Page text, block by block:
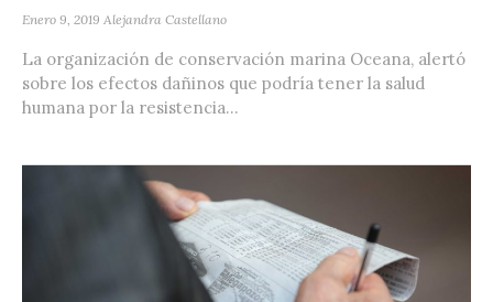
Enero 9, 2019 Alejandra Castellano
La organización de conservación marina Oceana, alertó
sobre los efectos dañinos que podría tener la salud
humana por la resistencia...